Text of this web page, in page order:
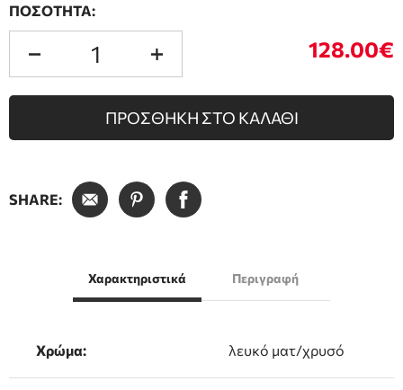
ΠΟΣΟΤΗΤΑ:
128.00€
ΠΡΟΣΘΗΚΗ ΣΤΟ ΚΑΛΑΘΙ
SHARE:
Χαρακτηριστικά
Χρώμα: λευκό ματ/χρυσό
Περιγραφή